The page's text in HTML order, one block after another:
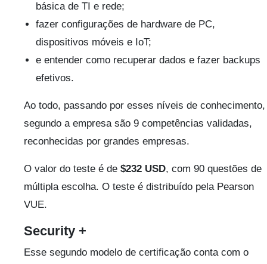
básica de TI e rede;
fazer configurações de hardware de PC,
dispositivos móveis e IoT;
e entender como recuperar dados e fazer backups
efetivos.
Ao todo, passando por esses níveis de conhecimento,
segundo a empresa são 9 competências validadas,
reconhecidas por grandes empresas.
O valor do teste é de $232 USD, com 90 questões de
múltipla escolha. O teste é distribuído pela Pearson
VUE.
Security +
Esse segundo modelo de certificação conta com o